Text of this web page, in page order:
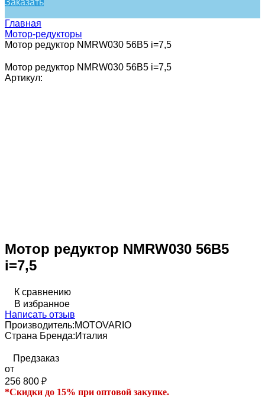
Заказать
Главная
Мотор-редукторы
Мотор редуктор NMRW030 56В5 i=7,5
Мотор редуктор NMRW030 56В5 i=7,5
Артикул:
Мотор редуктор NMRW030 56В5
i=7,5
К сравнению
В избранное
Написать отзыв
Производитель:MOTOVARIO
Страна Бренда:Италия
Предзаказ
от
256 800 ₽
*Скидки до 15% при оптовой закупке.